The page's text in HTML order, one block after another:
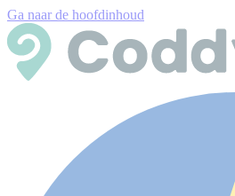
Ga naar de hoofdinhoud